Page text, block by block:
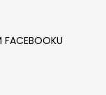
FACEBOOKU